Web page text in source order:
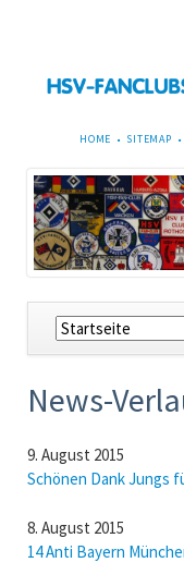
NAVIGATION
HOME SITEMAP
Navigation
überspringen
News-
9. August 2015
Schönen Dank Jungs
8. August 2015
14 Anti Bayern